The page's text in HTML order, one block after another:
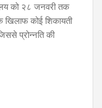
को २८ जनवरी तक
खिलाफ कोई शिकायती
प्रोन्नति की